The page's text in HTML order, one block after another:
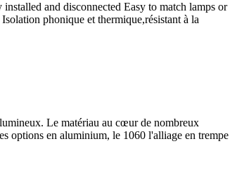
and disconnected Easy to match lamps or
phonique et thermique,résistant à la
Le matériau au cœur de nombreux
options en aluminium, le 1060 l'alliage en trempe